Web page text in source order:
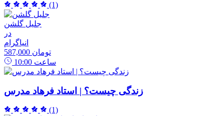
(1)
جلیل گلشن
در
انیاگرام
587,000 تومان
10:00 ساعت
زندگی چیست؟ | استاد فرهاد مدرس
(1)